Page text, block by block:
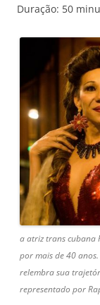
Duração: 50
a atriz trans cubana
por mais de 40
relembra sua
representado por